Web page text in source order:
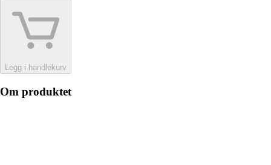
Legg i handlekurv
Om produktet